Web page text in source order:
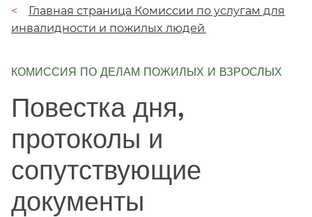
Цепочка
навигации​​
Главная страница Комиссии по услугам для
инвалидности и пожилых людей​​
КОМИССИЯ ПО ДЕЛАМ ПОЖИЛЫХ И ВЗРОСЛЫХ
Повестка дня,
протоколы и
сопутствующие
документы​​